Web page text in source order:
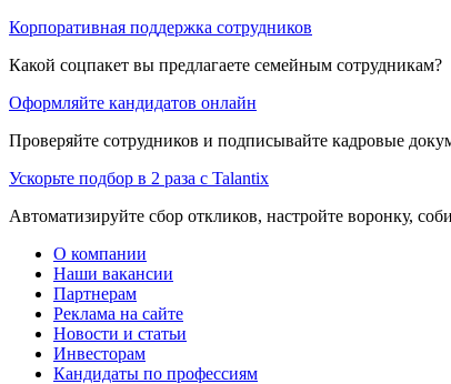
Корпоративная поддержка сотрудников
Какой соцпакет вы предлагаете семейным сотрудникам?
Оформляйте кандидатов онлайн
Проверяйте сотрудников и подписывайте кадровые
Ускорьте подбор в 2 раза с Talantix
Автоматизируйте сбор откликов, настройте воронку,
О компании
Наши вакансии
Партнерам
Реклама на сайте
Новости и статьи
Инвесторам
Кандидаты по профессиям